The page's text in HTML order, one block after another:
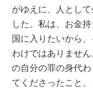
がゆえに、人とし
した。私は、お金
国に入りたいから
わけではありませ
の自分の罪の身代
てくださったこと